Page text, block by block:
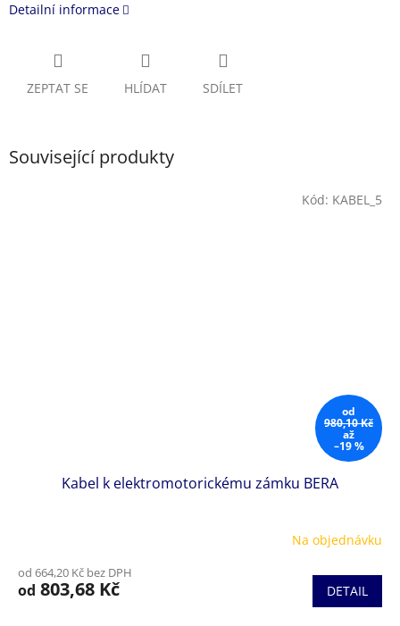
Detailní informace
ZEPTAT SE HLÍDAT SDÍLET
Související produkty
od
980,10 Kč
až
–19 %
Kabel k elektromotorickému zámku BERA
Na objednávku
od 664,20 Kč bez DPH
od 803,68 Kč DETAIL
Kód: KABEL_5